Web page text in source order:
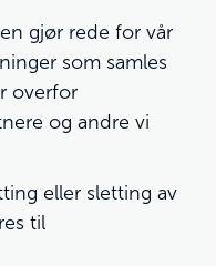
gjør rede for vår
som samles
overfor
og andre vi
eller sletting av
til